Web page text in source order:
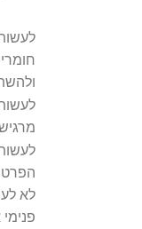
מרגיש
לא